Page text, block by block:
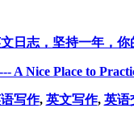
日志，坚持一年，你
A Nice Place to
写作, 英文写作, 英语